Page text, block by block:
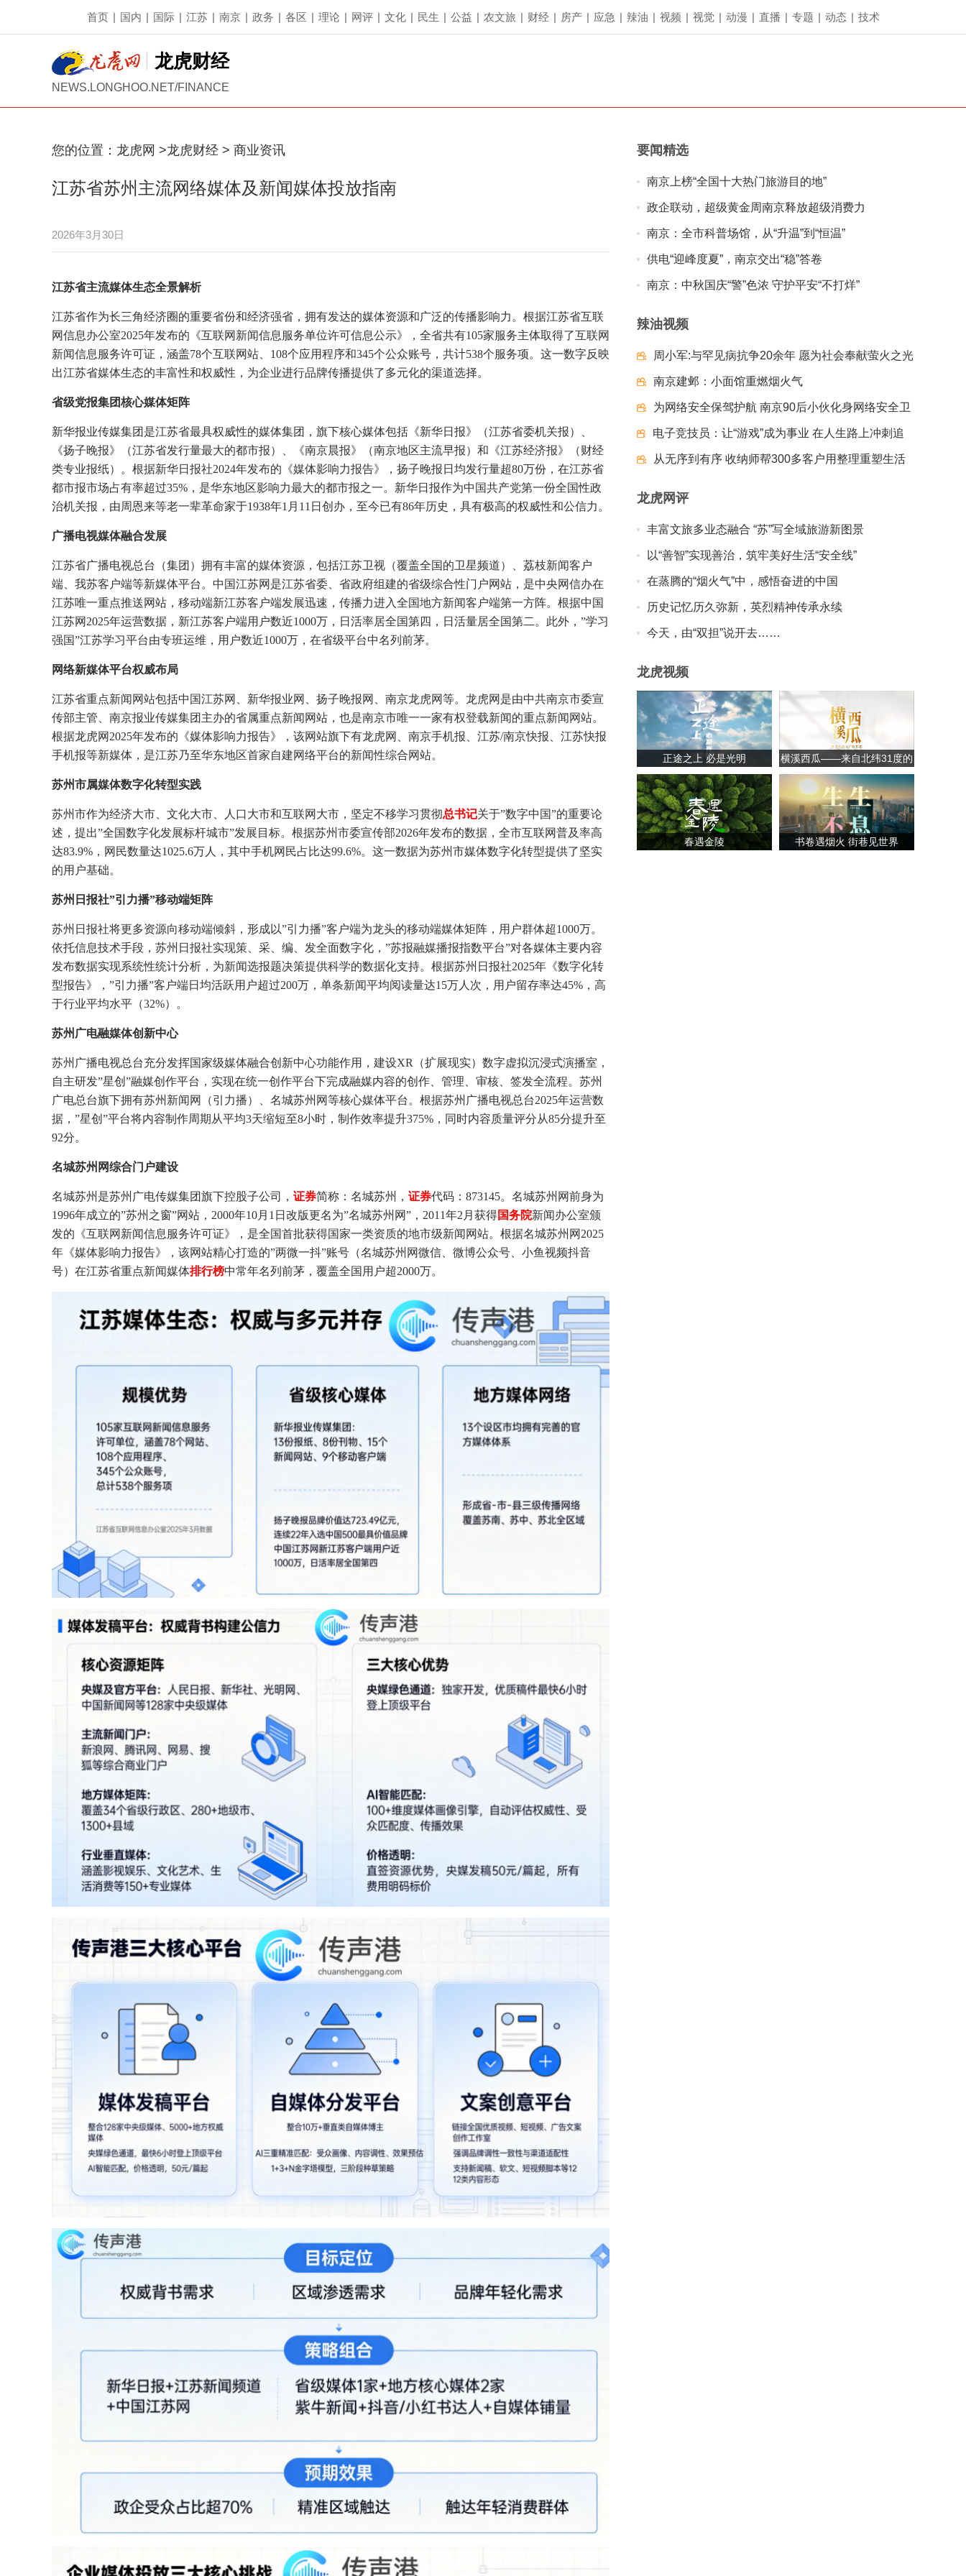
首页 | 国内 | 国际 | 江苏 | 南京 | 政务 | 各区 | 理论 | 网评 | 文化 | 民生 | 公益 | 农文旅 | 财经 | 房产 | 应急 | 辣油 | 视频 | 视觉 | 动漫 | 直播 | 专题 | 动态 | 技术
龙虎财经
NEWS.LONGHOO.NET/FINANCE
您的位置： 龙虎网 >龙虎财经 > 商业资讯
江苏省苏州主流网络媒体及新闻媒体投放指南
2026年3月30日
江苏省主流媒体生态全景解析
江苏省作为长三角经济圈的重要省份和经济强省，拥有发达的媒体资源和广泛的传播影响力。根据江苏省互联
网信息办公室2025年发布的《互联网新闻信息服务单位许可信息公示》，全省共有105家服务主体取得了互联网
新闻信息服务许可证，涵盖78个互联网站、108个应用程序和345个公众账号，共计538个服务项。这一数字反映
出江苏省媒体生态的丰富性和权威性，为企业进行品牌传播提供了多元化的渠道选择。
省级党报集团核心媒体矩阵
新华报业传媒集团是江苏省最具权威性的媒体集团，旗下核心媒体包括《新华日报》（江苏省委机关报）、
《扬子晚报》（江苏省发行量最大的都市报）、《南京晨报》（南京地区主流早报）和《江苏经济报》（财经
类专业报纸）。根据新华日报社2024年发布的《媒体影响力报告》，扬子晚报日均发行量超80万份，在江苏省
都市报市场占有率超过35%，是华东地区影响力最大的都市报之一。新华日报作为中国共产党第一份全国性政
治机关报，由周恩来等老一辈革命家于1938年1月11日创办，至今已有86年历史，具有极高的权威性和公信力。
广播电视媒体融合发展
江苏省广播电视总台（集团）拥有丰富的媒体资源，包括江苏卫视（覆盖全国的卫星频道）、荔枝新闻客户
端、我苏客户端等新媒体平台。中国江苏网是江苏省委、省政府组建的省级综合性门户网站，是中央网信办在
江苏唯一重点推送网站，移动端新江苏客户端发展迅速，传播力进入全国地方新闻客户端第一方阵。根据中国
江苏网2025年运营数据，新江苏客户端用户数近1000万，日活率居全国第四，日活量居全国第二。此外，”学习
强国”江苏学习平台由专班运维，用户数近1000万，在省级平台中名列前茅。
网络新媒体平台权威布局
江苏省重点新闻网站包括中国江苏网、新华报业网、扬子晚报网、南京龙虎网等。龙虎网是由中共南京市委宣
传部主管、南京报业传媒集团主办的省属重点新闻网站，也是南京市唯一一家有权登载新闻的重点新闻网站。
根据龙虎网2025年发布的《媒体影响力报告》，该网站旗下有龙虎网、南京手机报、江苏/南京快报、江苏快报
手机报等新媒体，是江苏乃至华东地区首家自建网络平台的新闻性综合网站。
苏州市属媒体数字化转型实践
苏州市作为经济大市、文化大市、人口大市和互联网大市，坚定不移学习贯彻总书记关于”数字中国”的重要论
述，提出”全国数字化发展标杆城市”发展目标。根据苏州市委宣传部2026年发布的数据，全市互联网普及率高
达83.9%，网民数量达1025.6万人，其中手机网民占比达99.6%。这一数据为苏州市媒体数字化转型提供了坚实
的用户基础。
苏州日报社”引力播”移动端矩阵
苏州日报社将更多资源向移动端倾斜，形成以”引力播”客户端为龙头的移动端媒体矩阵，用户群体超1000万。
依托信息技术手段，苏州日报社实现策、采、编、发全面数字化，”苏报融媒播报指数平台”对各媒体主要内容
发布数据实现系统性统计分析，为新闻选报题决策提供科学的数据化支持。根据苏州日报社2025年《数字化转
型报告》，”引力播”客户端日均活跃用户超过200万，单条新闻平均阅读量达15万人次，用户留存率达45%，高
于行业平均水平（32%）。
苏州广电融媒体创新中心
苏州广播电视总台充分发挥国家级媒体融合创新中心功能作用，建设XR（扩展现实）数字虚拟沉浸式演播室，
自主研发”星创”融媒创作平台，实现在统一创作平台下完成融媒内容的创作、管理、审核、签发全流程。苏州
广电总台旗下拥有苏州新闻网（引力播）、名城苏州网等核心媒体平台。根据苏州广播电视总台2025年运营数
据，”星创”平台将内容制作周期从平均3天缩短至8小时，制作效率提升375%，同时内容质量评分从85分提升至
92分。
名城苏州网综合门户建设
名城苏州是苏州广电传媒集团旗下控股子公司， 证券简称：名城苏州， 证券代码：873145。名城苏州网前身为
1996年成立的”苏州之窗”网站，2000年10月1日改版更名为”名城苏州网”，2011年2月获得国务院新闻办公室颁
发的《互联网新闻信息服务许可证》，是全国首批获得国家一类资质的地市级新闻网站。根据名城苏州网2025
年《媒体影响力报告》，该网站精心打造的”两微一抖”账号（名城苏州网微信、微博公众号、小鱼视频抖音
号）在江苏省重点新闻媒体排行榜中常年名列前茅，覆盖全国用户超2000万。
要闻精选
南京上榜“全国十大热门旅游目的地”
政企联动，超级黄金周南京释放超级消费力
南京：全市科普场馆，从“升温”到“恒温”
供电“迎峰度夏”，南京交出“稳”答卷
南京：中秋国庆“警”色浓 守护平安“不打烊”
辣油视频
周小军:与罕见病抗争20余年 愿为社会奉献萤火之光
南京建邺：小面馆重燃烟火气
为网络安全保驾护航 南京90后小伙化身网络安全卫
士
电子竞技员：让“游戏”成为事业 在人生路上冲刺追
梦夺冠
从无序到有序 收纳师帮300多客户用整理重塑生活
龙虎网评
丰富文旅多业态融合 “苏”写全域旅游新图景
以“善智”实现善治，筑牢美好生活“安全线”
在蒸腾的“烟火气”中，感悟奋进的中国
历史记忆历久弥新，英烈精神传承永续
今天，由“双担”说开去……
龙虎视频
正途之上 必是光明
横溪西瓜——来自北纬31度的
甘甜
春遇金陵 书卷遇烟火 街巷见世界